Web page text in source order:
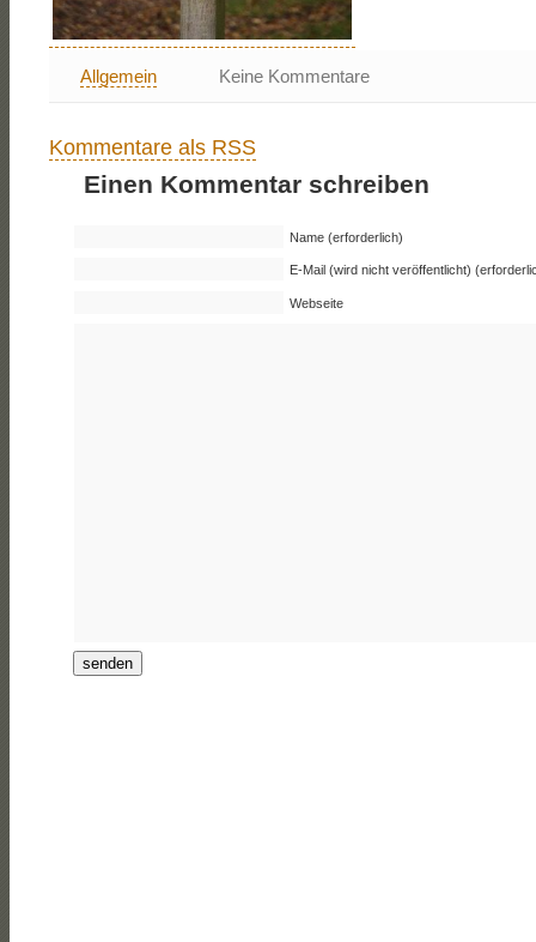
Allgemein Keine Kommentare
Kommentare als RSS
Einen Kommentar schreiben
Name (erforderlich)
E-Mail (wird nicht veröffentlicht)
Webseite